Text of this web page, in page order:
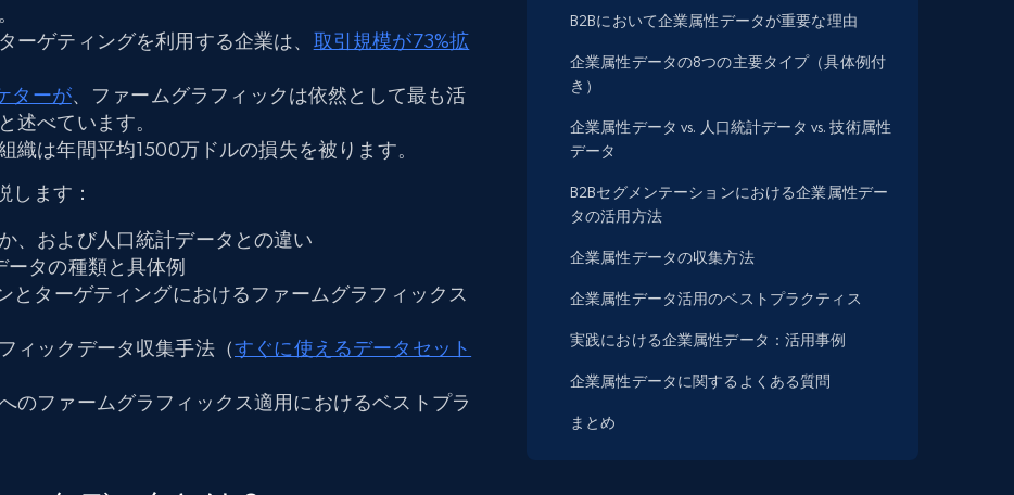
ーゲティングを利用する企業は、 取引規模が73%拡
ターが、ファームグラフィックは依然として最も活
述べています。
織は年間平均1500万ドルの損失を被ります。
します：
、および人口統計データとの違い
タの種類と具体例
とターゲティングにおけるファームグラフィックス
ィックデータ収集手法（すぐに使えるデータセット
のファームグラフィックス適用におけるベストプラ
B2Bにおいて企業属性データが重要な理由
企業属性データの8つの主要タイプ（具体例付
き）
企業属性データ vs. 人口統計データ vs. 技術属性
データ
B2Bセグメンテーションにおける企業属性デー
タの活用方法
企業属性データの収集方法
企業属性データ活用のベストプラクティス
実践における企業属性データ：活用事例
企業属性データに関するよくある質問
まとめ